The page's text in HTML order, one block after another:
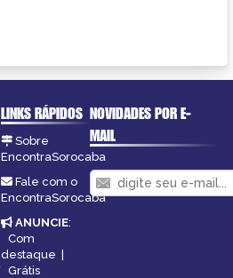
LINKS RÁPIDOS
Sobre
EncontraSorocaba
Fale com o
EncontraSorocaba
ANUNCIE:
Com
destaque |
Grátis
NOVIDADES POR E-
MAIL